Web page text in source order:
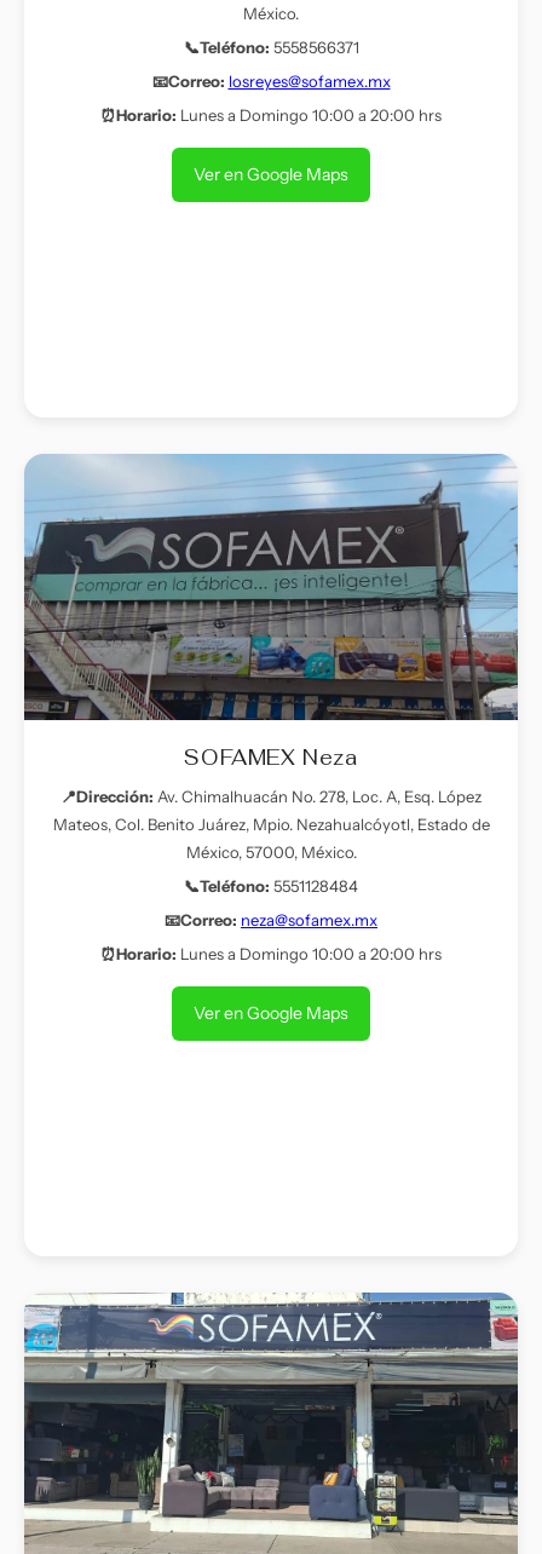
México.
📞Teléfono: 5558566371
📧Correo: losreyes@sofamex.mx
⏰Horario: Lunes a Domingo 10:00 a 20:00 hrs
Ver en Google Maps
SOFAMEX Neza
📍Dirección: Av. Chimalhuacán No. 278, Loc. A, Esq. López
Mateos, Col. Benito Juárez, Mpio. Nezahualcóyotl, Estado de
México, 57000, México.
📞Teléfono: 5551128484
📧Correo: neza@sofamex.mx
⏰Horario: Lunes a Domingo 10:00 a 20:00 hrs
Ver en Google Maps